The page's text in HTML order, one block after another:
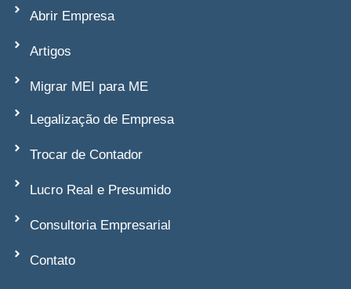
Abrir Empresa
Artigos
Migrar MEI para ME
Legalização de Empresa
Trocar de Contador
Lucro Real e Presumido
Consultoria Empresarial
Contato